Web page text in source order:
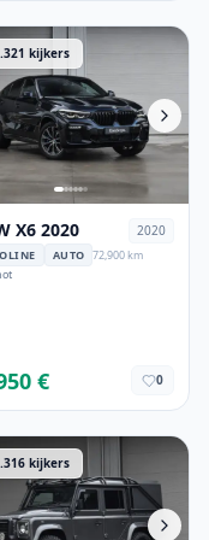
2020
kijkers
X6 2020 2020
AUTO 72,900 km
€ 0
Defender 2015
kijkers